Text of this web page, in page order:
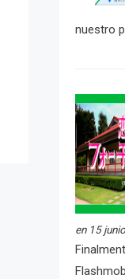
nuestro
en 15